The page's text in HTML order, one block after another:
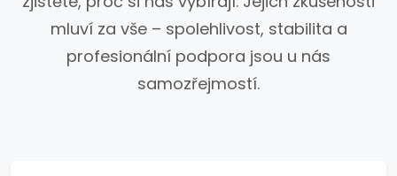
mluví za vše – spolehlivost, stabilita a
profesionální podpora jsou u nás
samozřejmostí.